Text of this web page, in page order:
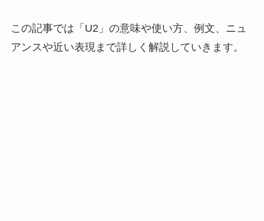
この記事では「U2」の意味や使い方、例文、ニュ
アンスや近い表現まで詳しく解説していきます。